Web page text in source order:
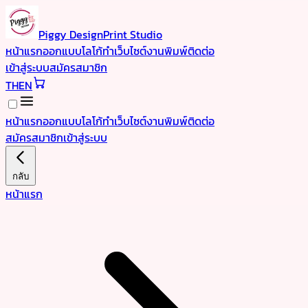
Piggy DesignPrint Studio
หน้าแรกออกแบบโลโก้ทำเว็บไซต์งานพิมพ์ติดต่อ
เข้าสู่ระบบสมัครสมาชิก
THEN
หน้าแรกออกแบบโลโก้ทำเว็บไซต์งานพิมพ์ติดต่อ
สมัครสมาชิกเข้าสู่ระบบ
กลับ
หน้าแรก